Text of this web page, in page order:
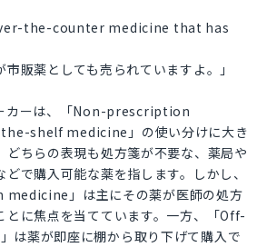
the-counter medicine that has
市販薬としても売られていますよ。」
カーは、「Non-prescription
shelf medicine」の使い分けに大き
どちらの表現も処方箋が不要な、薬局や
で購入可能な薬を指します。しかし、
」は主にその薬が医師の処方
とに焦点を当てています。一方、「Off-
薬が即座に棚から取り下げて購入で